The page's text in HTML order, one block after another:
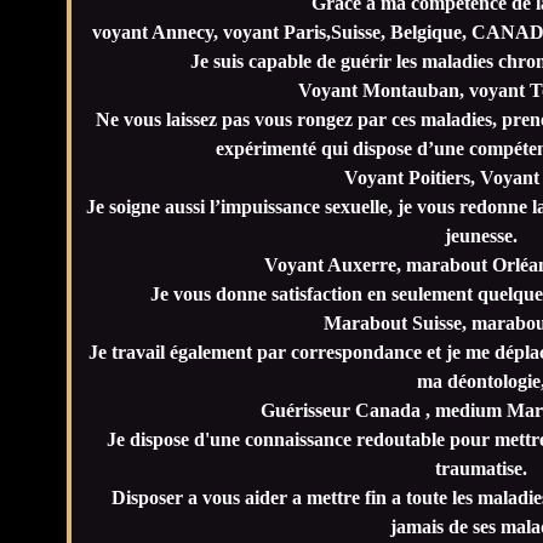
voyant Annecy, voyant Paris,Suisse, Belgique,
Je suis capable de guérir les maladies
Voyant Montauban, voyant
Ne vous laissez pas vous rongez par ces maladies,
expérimenté qui dispose d’une
Voyant Poitiers, Voyant
Je soigne aussi l’impuissance sexuelle, je vous
jeunesse.
Voyant Auxerre, marabout
Je vous donne satisfaction en seulement
Marabout Suisse,
Je travail également par correspondance et je me
ma
Guérisseur Canada , medium
Je dispose d'une connaissance redoutable pour
traumatise.
Disposer a vous aider a mettre fin a toute les
jamais de ses